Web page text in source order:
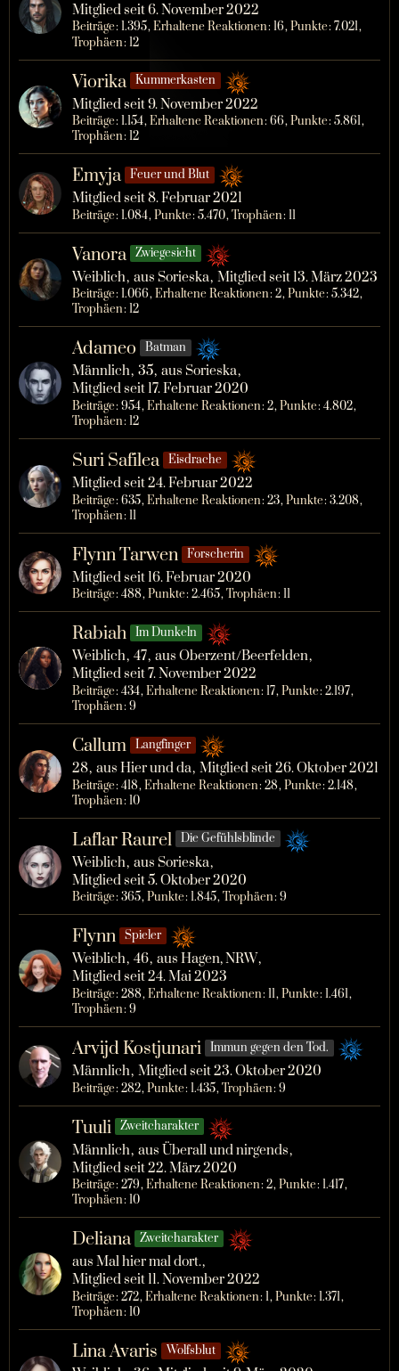
Mitglied seit 6. November 2022
Beiträge 1.395 Erhaltene Reaktionen 16 Punkte 7.021
Trophäen 12
Viorika Kummerkasten
Mitglied seit 9. November 2022
Beiträge 1.154 Erhaltene Reaktionen 66 Punkte 5.861
Trophäen 12
Emyja Feuer und Blut
Mitglied seit 8. Februar 2021
Beiträge 1.084 Punkte 5.470 Trophäen 11
Vanora Zwiegesicht
Weiblich aus Sorieska Mitglied seit 13. März 2023
Beiträge 1.066 Erhaltene Reaktionen 2 Punkte 5.342
Trophäen 12
Adameo Batman
Männlich 35 aus Sorieska
Mitglied seit 17. Februar 2020
Beiträge 954 Erhaltene Reaktionen 2 Punkte 4.802
Trophäen 12
Suri Safilea Eisdrache
Mitglied seit 24. Februar 2022
Beiträge 635 Erhaltene Reaktionen 23 Punkte 3.208
Trophäen 11
Flynn Tarwen Forscherin
Mitglied seit 16. Februar 2020
Beiträge 488 Punkte 2.465 Trophäen 11
Rabiah Im Dunkeln
Weiblich 47 aus Oberzent/Beerfelden
Mitglied seit 7. November 2022
Beiträge 434 Erhaltene Reaktionen 17 Punkte 2.197
Trophäen 9
Callum Langfinger
28 aus Hier und da Mitglied seit 26. Oktober 2021
Beiträge 418 Erhaltene Reaktionen 28 Punkte 2.148
Trophäen 10
Laflar Raurel Die Gefühlsblinde
Weiblich aus Sorieska
Mitglied seit 5. Oktober 2020
Beiträge 365 Punkte 1.845 Trophäen 9
Flynn Spieler
Weiblich 46 aus Hagen, NRW
Mitglied seit 24. Mai 2023
Beiträge 288 Erhaltene Reaktionen 11 Punkte 1.461
Trophäen 9
Arvijd Kostjunari Immun gegen den Tod.
Männlich Mitglied seit 23. Oktober 2020
Beiträge 282 Punkte 1.435 Trophäen 9
Tuuli Zweitcharakter
Männlich aus Überall und nirgends
Mitglied seit 22. März 2020
Beiträge 279 Erhaltene Reaktionen 2 Punkte 1.417
Trophäen 10
Deliana Zweitcharakter
aus Mal hier mal dort.
Mitglied seit 11. November 2022
Beiträge 272 Erhaltene Reaktionen 1 Punkte 1.371
Trophäen 10
Lina Avaris Wolfsblut